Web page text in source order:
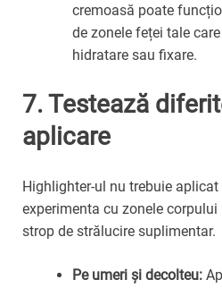
cremoasă poate
de zonele feței tale
hidratare sau fixare.
7. Testează
aplicare
Highlighter-ul nu trebuie
experimenta cu zonele
strop de strălucire suplimentar.
Pe umeri și decolteu: